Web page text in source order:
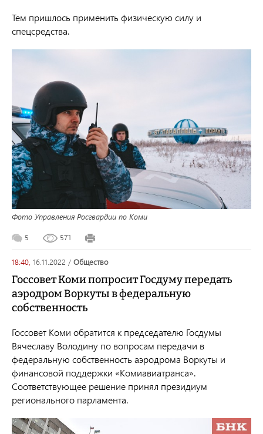
Тем пришлось применить физическую силу и
спецсредства.
Фото Управления Росгвардии по Коми
5 571
18:40, 16.11.2022 / общество
Госсовет Коми попросит Госдуму передать
аэродром Воркуты в федеральную
собственность
Госсовет Коми обратится к председателю Госдумы
Вячеславу Володину по вопросам передачи в
федеральную собственность аэродрома Воркуты и
финансовой поддержки «Комиавиатранса».
Соответствующее решение принял президиум
регионального парламента.